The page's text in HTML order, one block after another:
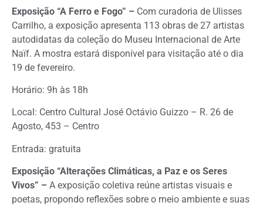
Exposição “A Ferro e Fogo” – Com curadoria de Ulisses
Carrilho, a exposição apresenta 113 obras de 27 artistas
autodidatas da coleção do Museu Internacional de Arte
Naïf. A mostra estará disponível para visitação até o dia
19 de fevereiro.
Horário: 9h às 18h
Local: Centro Cultural José Octávio Guizzo – R. 26 de
Agosto, 453 – Centro
Entrada: gratuita
Exposição “Alterações Climáticas, a Paz e os Seres
Vivos” – A exposição coletiva reúne artistas visuais e
poetas, propondo reflexões sobre o meio ambiente e suas